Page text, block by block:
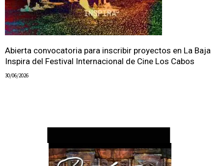
Abierta convocatoria para inscribir proyectos en La Baja
Inspira del Festival Internacional de Cine Los Cabos
30/06/2026